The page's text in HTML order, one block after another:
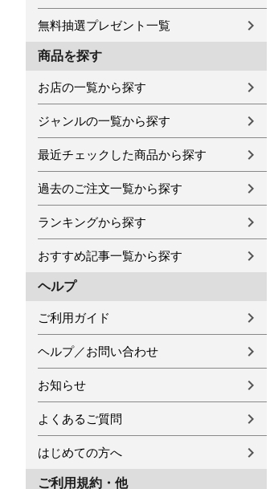
無料抽選プレゼント一覧
商品を探す
お店の一覧から探す
ジャンルの一覧から探す
最近チェックした商品から探す
過去のご注文一覧から探す
ランキングから探す
おすすめ記事一覧から探す
ヘルプ
ご利用ガイド
ヘルプ／お問い合わせ
お知らせ
よくあるご質問
はじめての方へ
ご利用規約・他